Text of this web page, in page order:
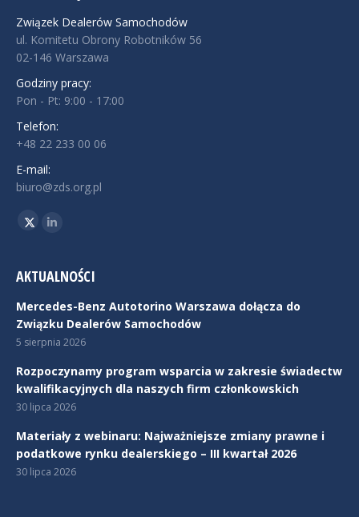
Związek Dealerów Samochodów
ul. Komitetu Obrony Robotników 56
02-146 Warszawa
Godziny pracy:
Pon - Pt: 9:00 - 17:00
Telefon:
+48 22 233 00 06
E-mail:
biuro@zds.org.pl
Znajdź nas na:
TwitterLinkedin
AKTUALNOŚCI
Mercedes-Benz Autotorino Warszawa dołącza do
Związku Dealerów Samochodów
5 sierpnia 2026
Rozpoczynamy program wsparcia w zakresie świadectw
kwalifikacyjnych dla naszych firm członkowskich
30 lipca 2026
Materiały z webinaru: Najważniejsze zmiany prawne i
podatkowe rynku dealerskiego – III kwartał 2026
30 lipca 2026